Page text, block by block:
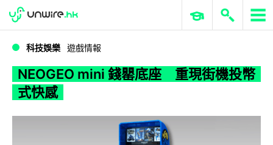
WWDC 2026 ERP 與商業 AI
科技娛樂 遊戲情報
NEOGEO mini 錢罌底座 重現街機投幣
式快感